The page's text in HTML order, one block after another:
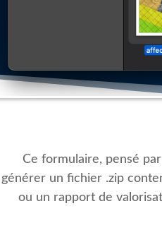
Ce formulaire, pensé
générer un fichier .zip
ou un rapport de